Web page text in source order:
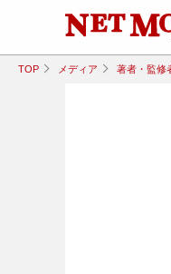
TOP メディア 著者・監修